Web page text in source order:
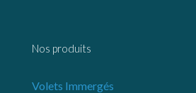
Nos produits
Volets Immergés